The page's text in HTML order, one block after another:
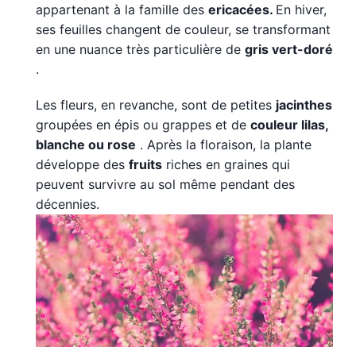
appartenant à la famille des ericacées. En hiver,
ses feuilles changent de couleur, se transformant
en une nuance très particulière de gris vert-doré
.
Les fleurs, en revanche, sont de petites jacinthes
groupées en épis ou grappes et de couleur lilas,
blanche ou rose . Après la floraison, la plante
développe des fruits riches en graines qui
peuvent survivre au sol même pendant des
décennies.